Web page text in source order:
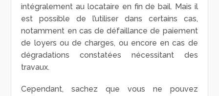
intégralement au locataire en fin de bail. Mais il
est possible de l’utiliser dans certains cas,
notamment en cas de défaillance de paiement
de loyers ou de charges, ou encore en cas de
dégradations constatées nécessitant des
travaux.
Cependant, sachez que vous ne pouvez